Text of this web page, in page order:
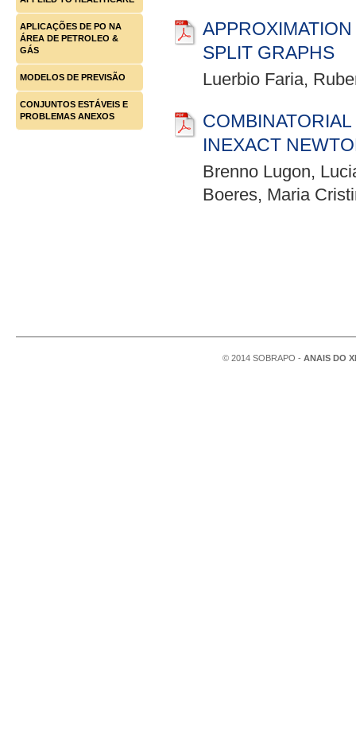
APLICAÇÕES DE PO NA
ÁREA DE PETROLEO &
GÁS
MODELOS DE PREVISÃO
CONJUNTOS ESTÁVEIS E
PROBLEMAS ANEXOS
SPLIT GRAPHS
Luerbio Faria,
INEXACT
Brenno Lugon,
Boeres, Maria
© 2014 SOBRAPO - ANAIS DO